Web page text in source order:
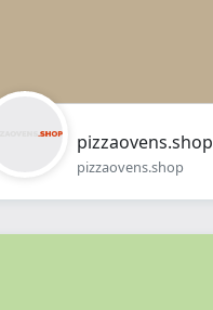
pizzaovens.shop
pizzaovens.shop